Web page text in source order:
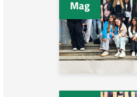
Mag